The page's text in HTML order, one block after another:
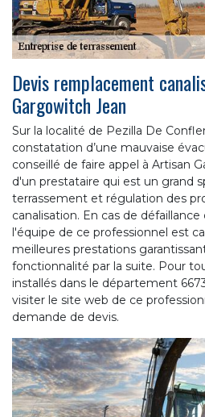
Devis remplacement
Gargowitch Jean
Sur la localité de Pezilla De
constatation d’une mauvaise
conseillé de faire appel à Artisan
d'un prestataire qui est un grand
terrassement et régulation des
canalisation. En cas de
l'équipe de ce professionnel est
meilleures prestations
fonctionnalité par la suite. Pour
installés dans le département
visiter le site web de ce
demande de devis.